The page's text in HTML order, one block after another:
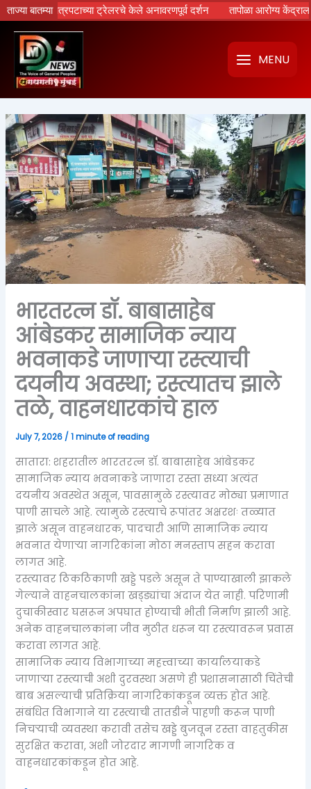
ताज्या बातम्याचित्रपटाच्या ट्रेलरचे केले अनावरणपूर्व दर्शन तापोळा आरोग्य
Skip
to
content
MENU
भारतरत्न डॉ. बाबासाहेब
आंबेडकर सामाजिक न्याय
भवनाकडे जाणाऱ्या रस्त्याची
दयनीय अवस्था; रस्त्यातच झाले
तळे, वाहनधारकांचे हाल
July 7, 2026 /1 minute of reading
सातारा: शहरातील भारतरत्न डॉ. बाबासाहेब आंबेडकर
सामाजिक न्याय भवनाकडे जाणारा रस्ता सध्या अत्यंत
दयनीय अवस्थेत असून, पावसामुळे रस्त्यावर मोठ्या प्रमाणात
पाणी साचले आहे. त्यामुळे रस्त्याचे रूपांतर अक्षरशः तळ्यात
झाले असून वाहनधारक, पादचारी आणि सामाजिक न्याय
भवनात येणाऱ्या नागरिकांना मोठा मनस्ताप सहन करावा
लागत आहे.
रस्त्यावर ठिकठिकाणी खड्डे पडले असून ते पाण्याखाली झाकले
गेल्याने वाहनचालकांना खड्ड्यांचा अंदाज येत नाही. परिणामी
दुचाकीस्वार घसरून अपघात होण्याची भीती निर्माण झाली आहे.
अनेक वाहनचालकांना जीव मुठीत धरून या रस्त्यावरून प्रवास
करावा लागत आहे.
सामाजिक न्याय विभागाच्या महत्त्वाच्या कार्यालयाकडे
जाणाऱ्या रस्त्याची अशी दुरवस्था असणे ही प्रशासनासाठी चिंतेची
बाब असल्याची प्रतिक्रिया नागरिकांकडून व्यक्त होत आहे.
संबंधित विभागाने या रस्त्याची तातडीने पाहणी करून पाणी
निचऱ्याची व्यवस्था करावी तसेच खड्डे बुजवून रस्ता वाहतुकीस
सुरक्षित करावा, अशी जोरदार मागणी नागरिक व
वाहनधारकांकडून होत आहे.